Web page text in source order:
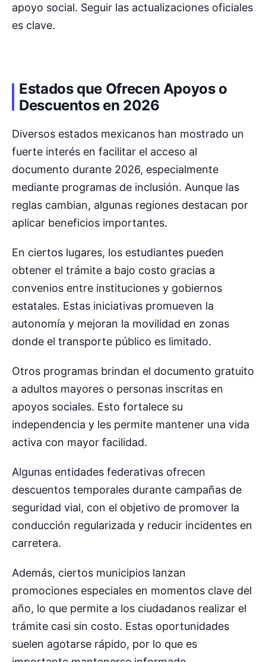
apoyo social. Seguir las actualizaciones oficiales
es clave.
Estados que Ofrecen Apoyos o
Descuentos en 2026
Diversos estados mexicanos han mostrado un
fuerte interés en facilitar el acceso al
documento durante 2026, especialmente
mediante programas de inclusión. Aunque las
reglas cambian, algunas regiones destacan por
aplicar beneficios importantes.
En ciertos lugares, los estudiantes pueden
obtener el trámite a bajo costo gracias a
convenios entre instituciones y gobiernos
estatales. Estas iniciativas promueven la
autonomía y mejoran la movilidad en zonas
donde el transporte público es limitado.
Otros programas brindan el documento gratuito
a adultos mayores o personas inscritas en
apoyos sociales. Esto fortalece su
independencia y les permite mantener una vida
activa con mayor facilidad.
Algunas entidades federativas ofrecen
descuentos temporales durante campañas de
seguridad vial, con el objetivo de promover la
conducción regularizada y reducir incidentes en
carretera.
Además, ciertos municipios lanzan
promociones especiales en momentos clave del
año, lo que permite a los ciudadanos realizar el
trámite casi sin costo. Estas oportunidades
suelen agotarse rápido, por lo que es